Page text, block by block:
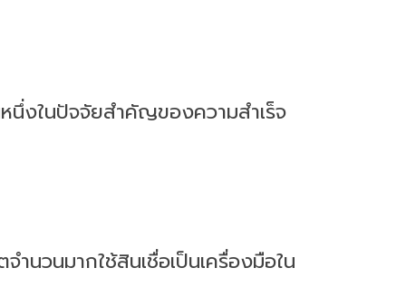
นึ่งในปัจจัยสำคัญของความสำเร็จ
นวนมากใช้สินเชื่อเป็นเครื่องมือใน